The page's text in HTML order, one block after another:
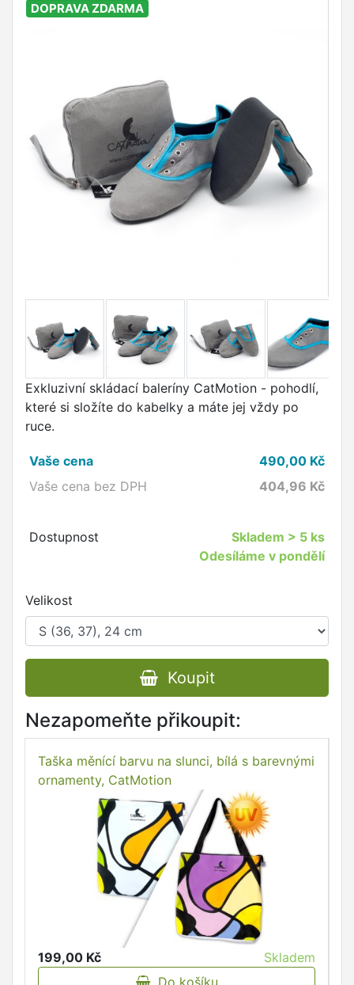
DOPRAVA ZDARMA
Exkluzivní skládací baleríny CatMotion - pohodlí,
které si složíte do kabelky a máte jej vždy po
ruce.
Vaše cena 490,00 Kč
Vaše cena bez DPH
404,96 Kč
Dostupnost Skladem > 5 ks
Odesíláme v pondělí
Velikost
Koupit
Nezapomeňte přikoupit:
Taška měnící barvu na slunci, bílá s barevnými
ornamenty, CatMotion
199,00 Kč
Skladem